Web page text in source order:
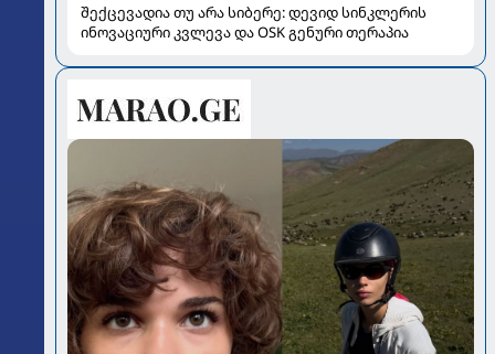
შექცევადია თუ არა სიბერე: დევიდ სინკლერის
ინოვაციური კვლევა და OSK გენური თერაპია